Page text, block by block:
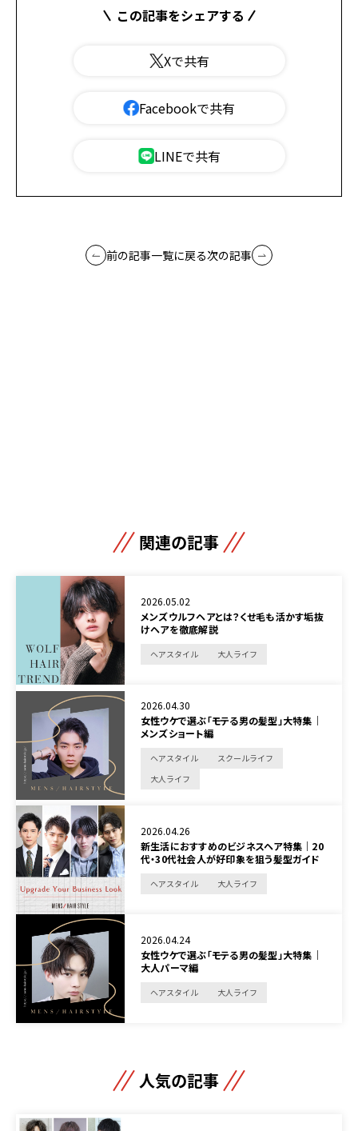
この記事をシェアする
Xで共有
Facebookで共有
LINEで共有
前の記事一覧に戻る次の記事
関連の記事
2026.05.02
メンズウルフヘアとは？くせ毛も活かす垢抜
けヘアを徹底解説
ヘアスタイル 大人ライフ
2026.04.30
女性ウケで選ぶ「モテる男の髪型」大特集｜
メンズショート編
ヘアスタイル
スクールライフ
大人ライフ
2026.04.26
新生活におすすめのビジネスヘア特集｜20
代・30代社会人が好印象を狙う髪型ガイド
ヘアスタイル 大人ライフ
2026.04.24
女性ウケで選ぶ「モテる男の髪型」大特集｜
大人パーマ編
ヘアスタイル 大人ライフ
人気の記事